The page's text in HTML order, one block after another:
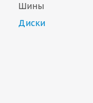
Шины
Диски